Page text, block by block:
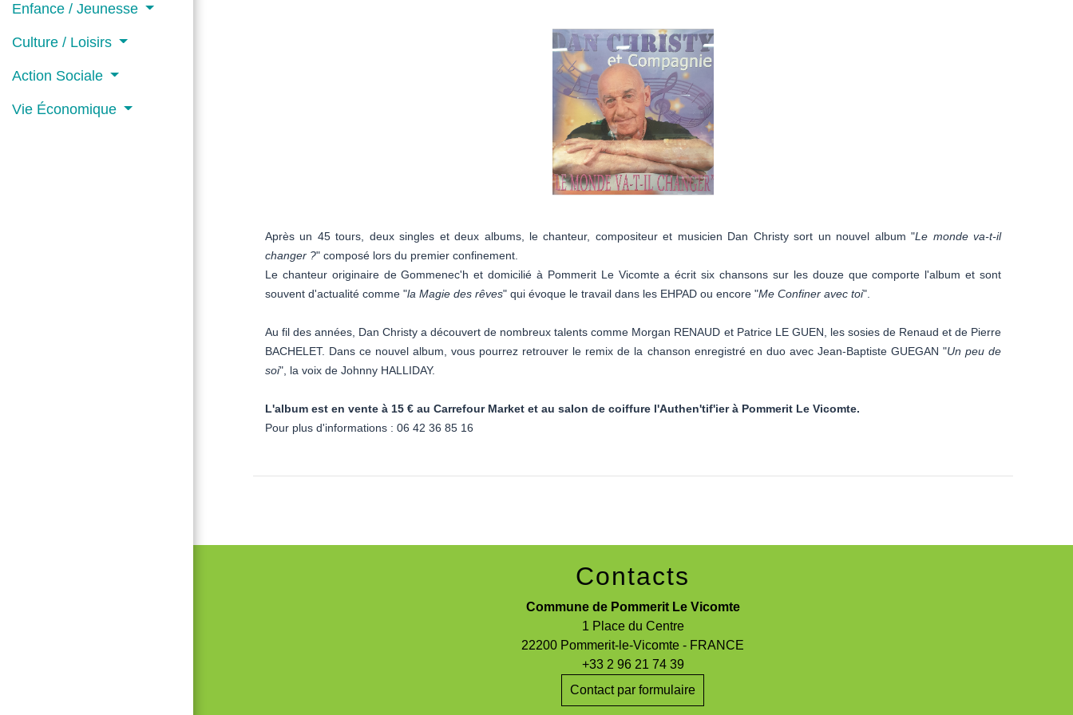
Enfance / Jeunesse
Culture / Loisirs
Action Sociale
Vie Économique
Après un 45 tours, deux singles et deux albums, le chanteur, compositeur et musicien Dan Christy sort un nouvel album "Le monde va-t-il
changer ?" composé lors du premier confinement.
Le chanteur originaire de Gommenec'h et domicilié à Pommerit Le Vicomte a écrit six chansons sur les douze que comporte l'album et sont
souvent d'actualité comme "la Magie des rêves" qui évoque le travail dans les EHPAD ou encore "Me Confiner avec toi".
Au fil des années, Dan Christy a découvert de nombreux talents comme Morgan RENAUD et Patrice LE GUEN, les sosies de Renaud et de Pierre
BACHELET. Dans ce nouvel album, vous pourrez retrouver le remix de la chanson enregistré en duo avec Jean-Baptiste GUEGAN "Un peu de
soi", la voix de Johnny HALLIDAY.
L'album est en vente à 15 € au Carrefour Market et au salon de coiffure l'Authen'tif'ier à Pommerit Le Vicomte.
Pour plus d'informations : 06 42 36 85 16
Contacts
Commune de Pommerit Le Vicomte
1 Place du Centre
22200 Pommerit-le-Vicomte - FRANCE
+33 2 96 21 74 39
Contact par formulaire